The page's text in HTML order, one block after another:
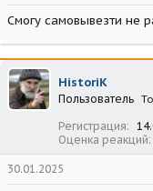
Смогу самовывезти не
HistoriK
Пользователь
Регистрация
Оценка реакций
30.01.2025